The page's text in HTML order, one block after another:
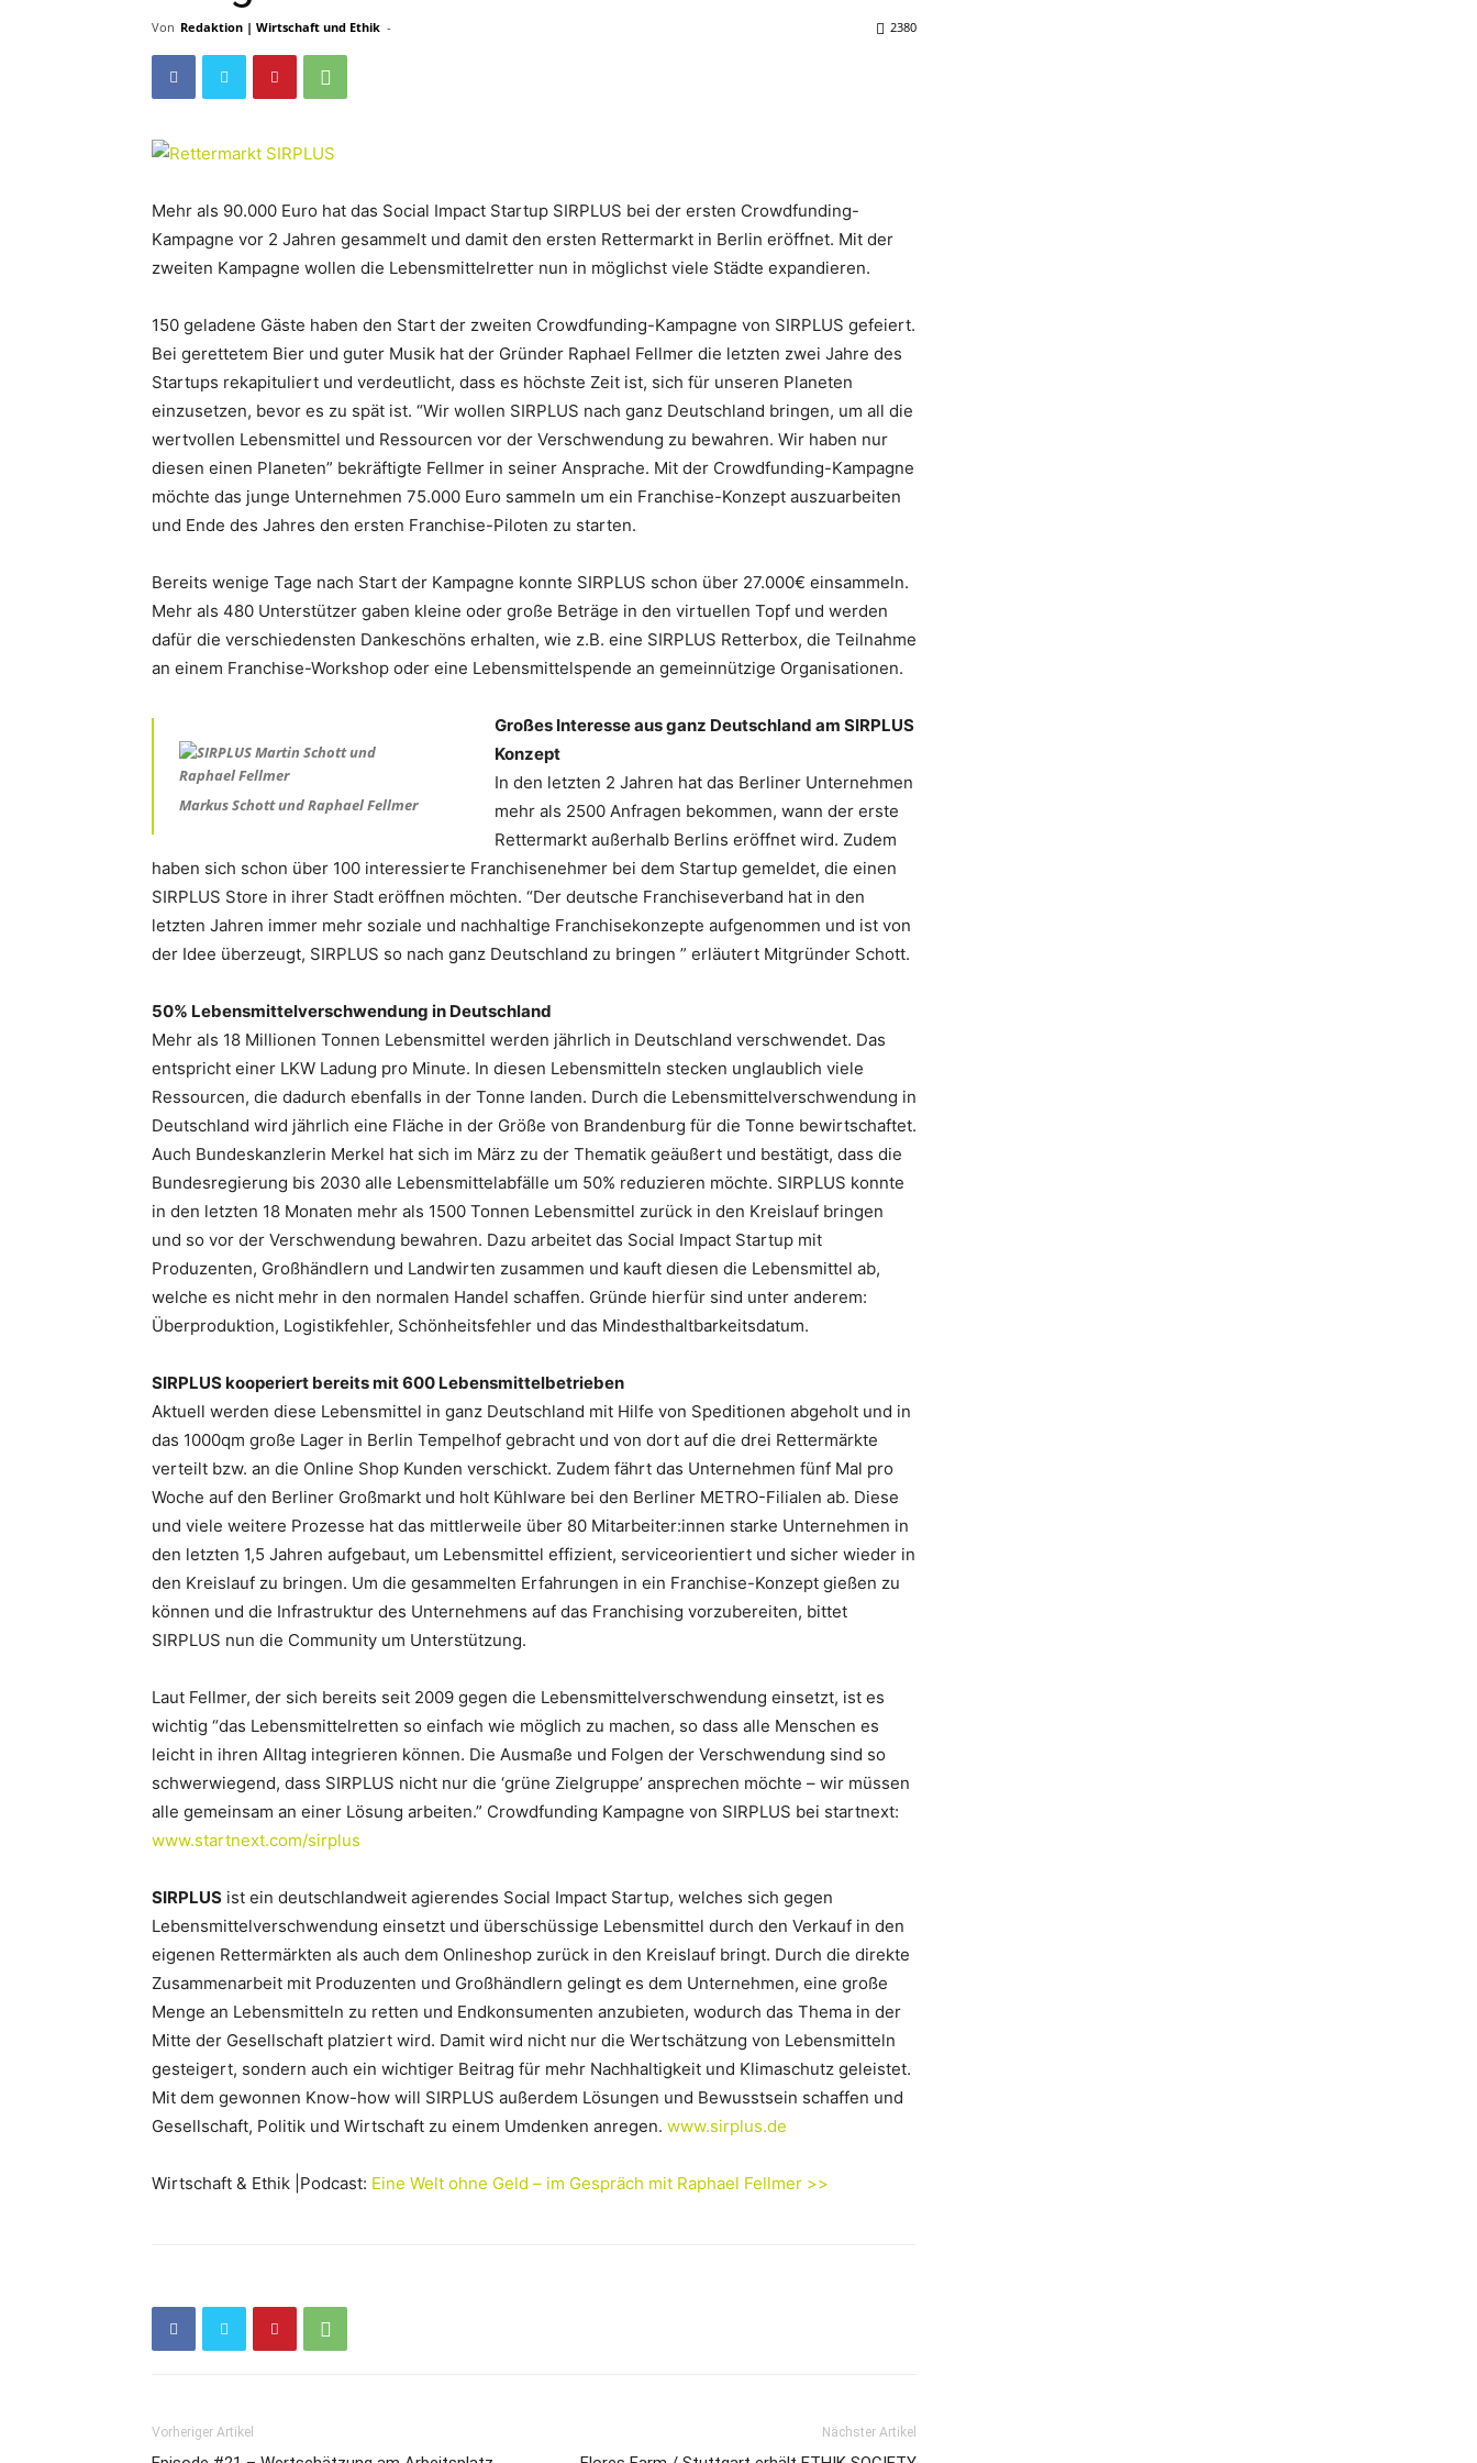
Von Redaktion | Wirtschaft und Ethik - 2380
Mehr als 90.000 Euro hat das Social Impact Startup SIRPLUS bei der ersten Crowdfunding-
Kampagne vor 2 Jahren gesammelt und damit den ersten Rettermarkt in Berlin eröffnet. Mit der
zweiten Kampagne wollen die Lebensmittelretter nun in möglichst viele Städte expandieren.
150 geladene Gäste haben den Start der zweiten Crowdfunding-Kampagne von SIRPLUS gefeiert.
Bei gerettetem Bier und guter Musik hat der Gründer Raphael Fellmer die letzten zwei Jahre des
Startups rekapituliert und verdeutlicht, dass es höchste Zeit ist, sich für unseren Planeten
einzusetzen, bevor es zu spät ist. “Wir wollen SIRPLUS nach ganz Deutschland bringen, um all die
wertvollen Lebensmittel und Ressourcen vor der Verschwendung zu bewahren. Wir haben nur
diesen einen Planeten” bekräftigte Fellmer in seiner Ansprache. Mit der Crowdfunding-Kampagne
möchte das junge Unternehmen 75.000 Euro sammeln um ein Franchise-Konzept auszuarbeiten
und Ende des Jahres den ersten Franchise-Piloten zu starten.
Bereits wenige Tage nach Start der Kampagne konnte SIRPLUS schon über 27.000€ einsammeln.
Mehr als 480 Unterstützer gaben kleine oder große Beträge in den virtuellen Topf und werden
dafür die verschiedensten Dankeschöns erhalten, wie z.B. eine SIRPLUS Retterbox, die Teilnahme
an einem Franchise-Workshop oder eine Lebensmittelspende an gemeinnützige Organisationen.
Markus Schott und Raphael Fellmer
Großes Interesse aus ganz Deutschland am SIRPLUS
Konzept
In den letzten 2 Jahren hat das Berliner Unternehmen
mehr als 2500 Anfragen bekommen, wann der erste
Rettermarkt außerhalb Berlins eröffnet wird. Zudem
haben sich schon über 100 interessierte Franchisenehmer bei dem Startup gemeldet, die einen
SIRPLUS Store in ihrer Stadt eröffnen möchten. “Der deutsche Franchiseverband hat in den
letzten Jahren immer mehr soziale und nachhaltige Franchisekonzepte aufgenommen und ist von
der Idee überzeugt, SIRPLUS so nach ganz Deutschland zu bringen ” erläutert Mitgründer Schott.
50% Lebensmittelverschwendung in Deutschland
Mehr als 18 Millionen Tonnen Lebensmittel werden jährlich in Deutschland verschwendet. Das
entspricht einer LKW Ladung pro Minute. In diesen Lebensmitteln stecken unglaublich viele
Ressourcen, die dadurch ebenfalls in der Tonne landen. Durch die Lebensmittelverschwendung in
Deutschland wird jährlich eine Fläche in der Größe von Brandenburg für die Tonne bewirtschaftet.
Auch Bundeskanzlerin Merkel hat sich im März zu der Thematik geäußert und bestätigt, dass die
Bundesregierung bis 2030 alle Lebensmittelabfälle um 50% reduzieren möchte. SIRPLUS konnte
in den letzten 18 Monaten mehr als 1500 Tonnen Lebensmittel zurück in den Kreislauf bringen
und so vor der Verschwendung bewahren. Dazu arbeitet das Social Impact Startup mit
Produzenten, Großhändlern und Landwirten zusammen und kauft diesen die Lebensmittel ab,
welche es nicht mehr in den normalen Handel schaffen. Gründe hierfür sind unter anderem:
Überproduktion, Logistikfehler, Schönheitsfehler und das Mindesthaltbarkeitsdatum.
SIRPLUS kooperiert bereits mit 600 Lebensmittelbetrieben
Aktuell werden diese Lebensmittel in ganz Deutschland mit Hilfe von Speditionen abgeholt und in
das 1000qm große Lager in Berlin Tempelhof gebracht und von dort auf die drei Rettermärkte
verteilt bzw. an die Online Shop Kunden verschickt. Zudem fährt das Unternehmen fünf Mal pro
Woche auf den Berliner Großmarkt und holt Kühlware bei den Berliner METRO-Filialen ab. Diese
und viele weitere Prozesse hat das mittlerweile über 80 Mitarbeiter:innen starke Unternehmen in
den letzten 1,5 Jahren aufgebaut, um Lebensmittel effizient, serviceorientiert und sicher wieder in
den Kreislauf zu bringen. Um die gesammelten Erfahrungen in ein Franchise-Konzept gießen zu
können und die Infrastruktur des Unternehmens auf das Franchising vorzubereiten, bittet
SIRPLUS nun die Community um Unterstützung.
Laut Fellmer, der sich bereits seit 2009 gegen die Lebensmittelverschwendung einsetzt, ist es
wichtig “das Lebensmittelretten so einfach wie möglich zu machen, so dass alle Menschen es
leicht in ihren Alltag integrieren können. Die Ausmaße und Folgen der Verschwendung sind so
schwerwiegend, dass SIRPLUS nicht nur die ‘grüne Zielgruppe’ ansprechen möchte – wir müssen
alle gemeinsam an einer Lösung arbeiten.” Crowdfunding Kampagne von SIRPLUS bei startnext:
www.startnext.com/sirplus
SIRPLUS ist ein deutschlandweit agierendes Social Impact Startup, welches sich gegen
Lebensmittelverschwendung einsetzt und überschüssige Lebensmittel durch den Verkauf in den
eigenen Rettermärkten als auch dem Onlineshop zurück in den Kreislauf bringt. Durch die direkte
Zusammenarbeit mit Produzenten und Großhändlern gelingt es dem Unternehmen, eine große
Menge an Lebensmitteln zu retten und Endkonsumenten anzubieten, wodurch das Thema in der
Mitte der Gesellschaft platziert wird. Damit wird nicht nur die Wertschätzung von Lebensmitteln
gesteigert, sondern auch ein wichtiger Beitrag für mehr Nachhaltigkeit und Klimaschutz geleistet.
Mit dem gewonnen Know-how will SIRPLUS außerdem Lösungen und Bewusstsein schaffen und
Gesellschaft, Politik und Wirtschaft zu einem Umdenken anregen. www.sirplus.de
Wirtschaft & Ethik |Podcast: Eine Welt ohne Geld – im Gespräch mit Raphael Fellmer >>
Vorheriger Artikel Nächster Artikel